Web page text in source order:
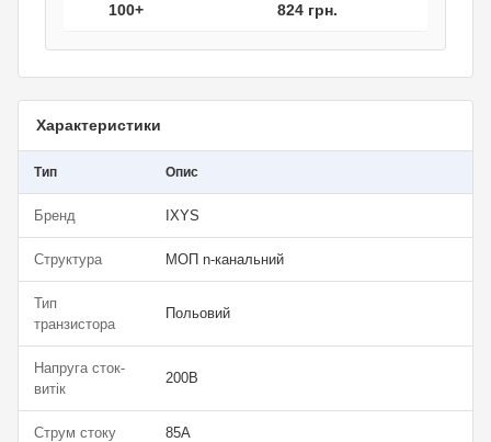
100+ 824 грн.
Характеристики
Тип Опис
Бренд IXYS
Структура МОП n-канальний
Тип
транзистора
Польовий
Напруга сток-
витік
200В
Струм стоку 85А